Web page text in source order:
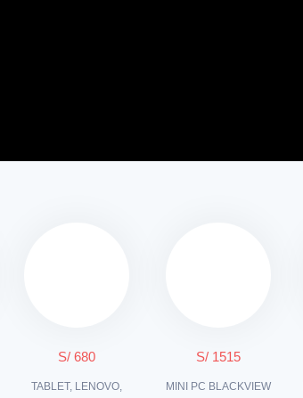
S/ 680
TABLET, LENOVO,
S/ 1515
MINI PC BLACKVIEW